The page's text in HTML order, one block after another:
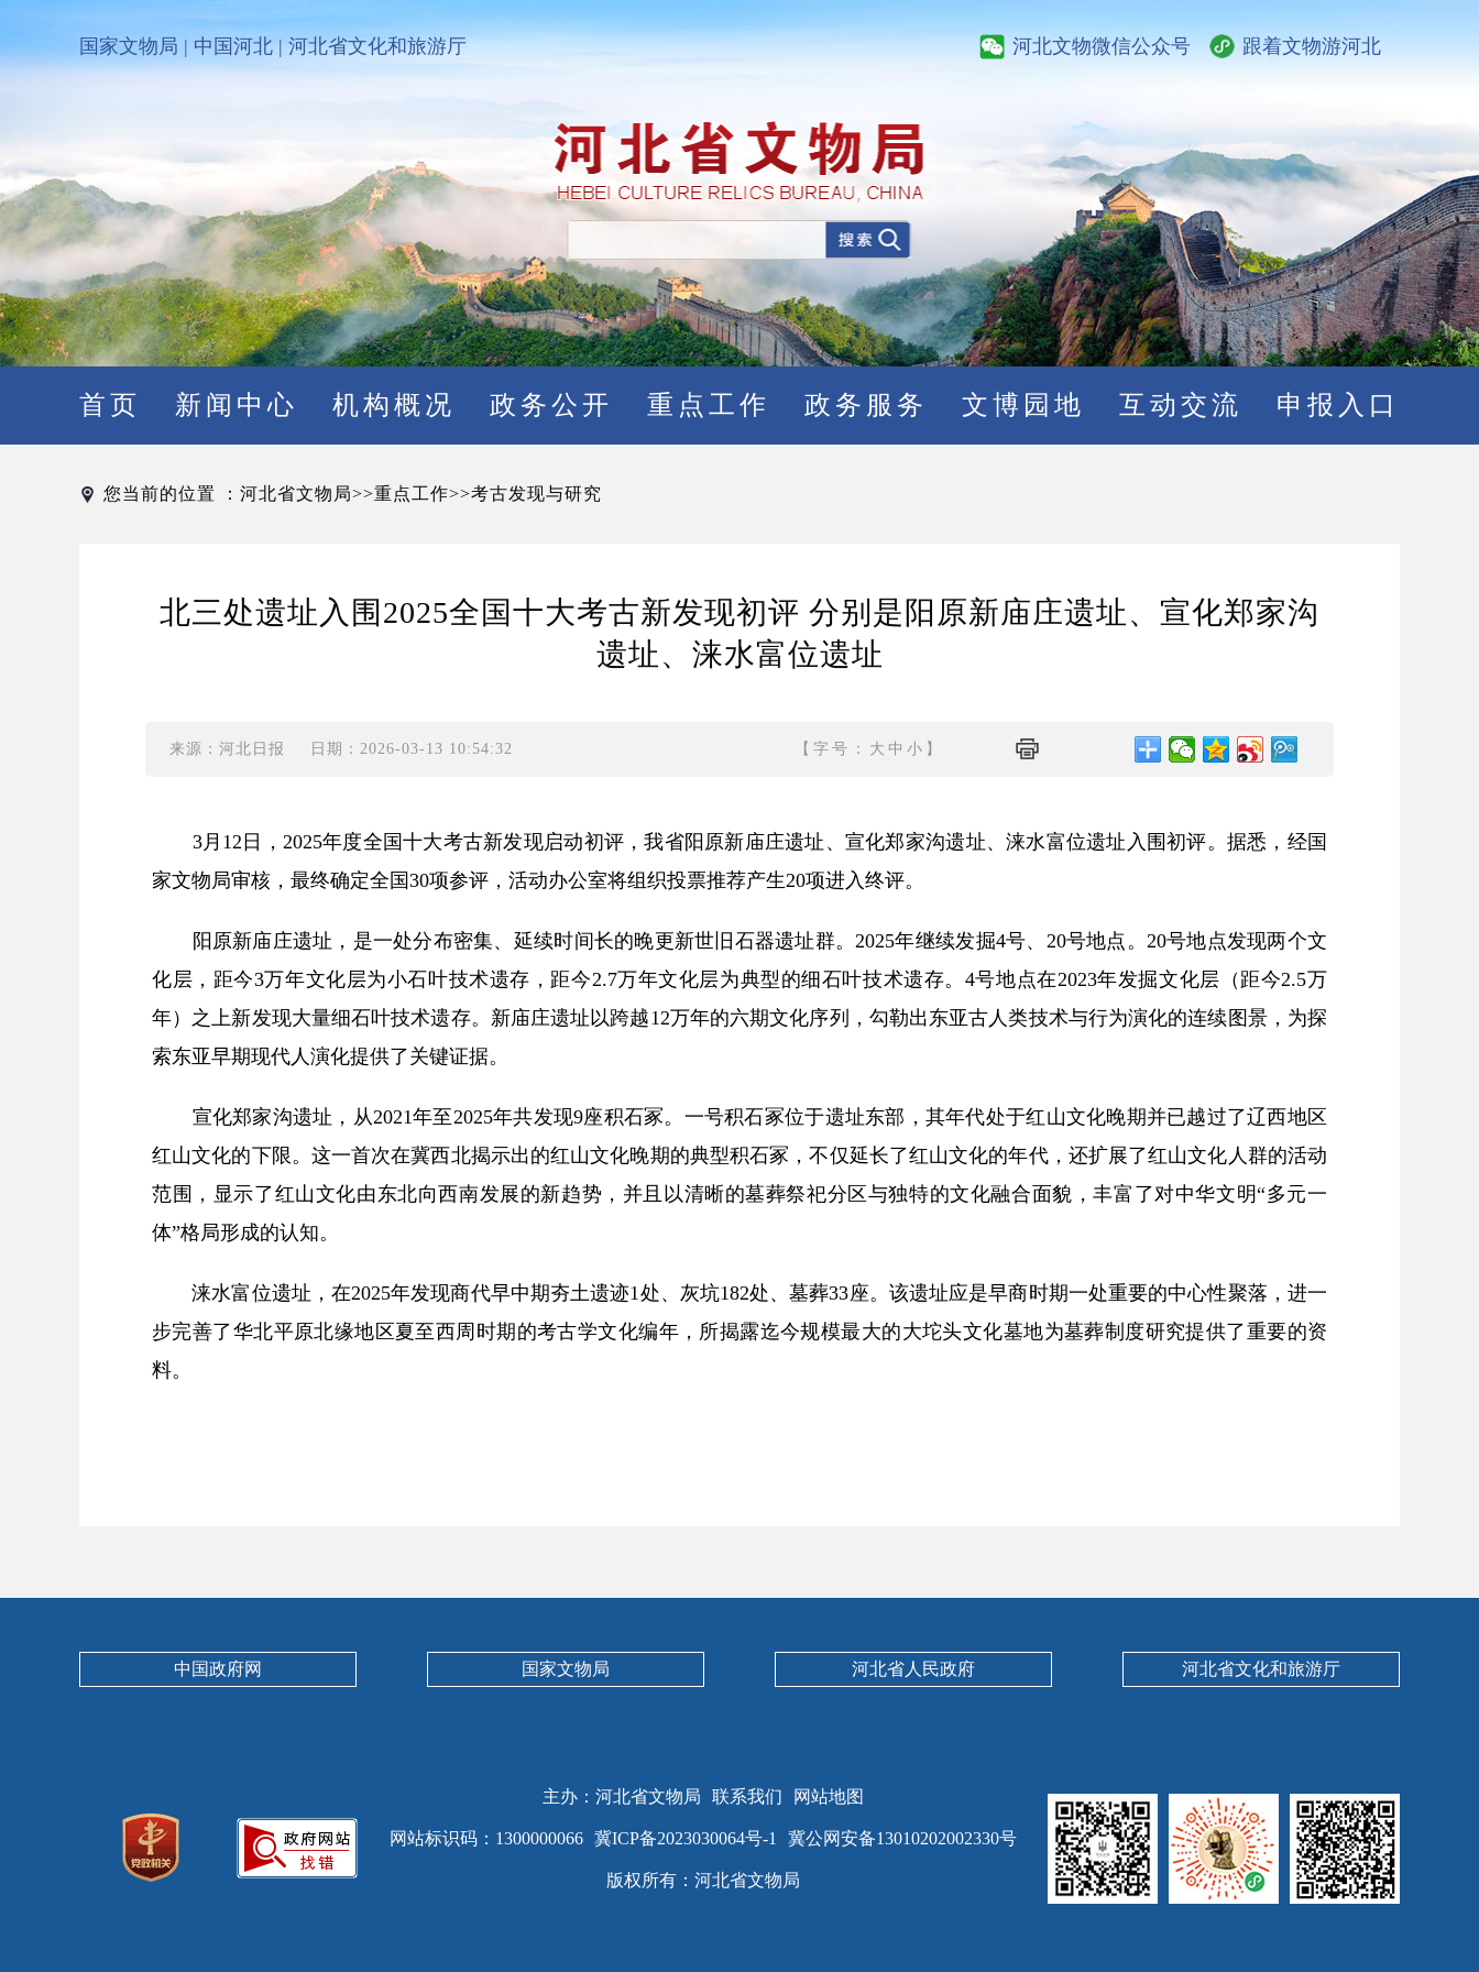
国家文物局 | 中国河北|河北省文化和旅游厅 河北文物微信公众号 跟着文物游河北
首页 新闻中心 机构概况 政务公开 重点工作 政务服务 文博园地 互动交流 申报入口
您当前的位置 ： 河北省文物局>>重点工作>>考古发现与研究
北三处遗址入围2025全国十大考古新发现初评 分别是阳原新庙庄遗址、宣化郑家沟
遗址、涞水富位遗址
来源：河北日报 日期：2026-03-13 10:54:32 【字号： 大 中 小 】
3月12日，2025年度全国十大考古新发现启动初评，我省阳原新庙庄遗址、宣化郑家沟遗址、涞水富位遗址入围初评。据悉，经国
家文物局审核，最终确定全国30项参评，活动办公室将组织投票推荐产生20项进入终评。
阳原新庙庄遗址，是一处分布密集、延续时间长的晚更新世旧石器遗址群。2025年继续发掘4号、20号地点。20号地点发现两个文
化层，距今3万年文化层为小石叶技术遗存，距今2.7万年文化层为典型的细石叶技术遗存。4号地点在2023年发掘文化层（距今2.5万
年）之上新发现大量细石叶技术遗存。新庙庄遗址以跨越12万年的六期文化序列，勾勒出东亚古人类技术与行为演化的连续图景，为探
索东亚早期现代人演化提供了关键证据。
宣化郑家沟遗址，从2021年至2025年共发现9座积石冢。一号积石冢位于遗址东部，其年代处于红山文化晚期并已越过了辽西地区
红山文化的下限。这一首次在冀西北揭示出的红山文化晚期的典型积石冢，不仅延长了红山文化的年代，还扩展了红山文化人群的活动
范围，显示了红山文化由东北向西南发展的新趋势，并且以清晰的墓葬祭祀分区与独特的文化融合面貌，丰富了对中华文明“多元一
体”格局形成的认知。
涞水富位遗址，在2025年发现商代早中期夯土遗迹1处、灰坑182处、墓葬33座。该遗址应是早商时期一处重要的中心性聚落，进一
步完善了华北平原北缘地区夏至西周时期的考古学文化编年，所揭露迄今规模最大的大坨头文化墓地为墓葬制度研究提供了重要的资
料。
中国政府网 国家文物局 河北省人民政府 河北省文化和旅游厅
主办：河北省文物局 联系我们 网站地图
网站标识码：1300000066 冀ICP备2023030064号-1 冀公网安备13010202002330号
版权所有：河北省文物局